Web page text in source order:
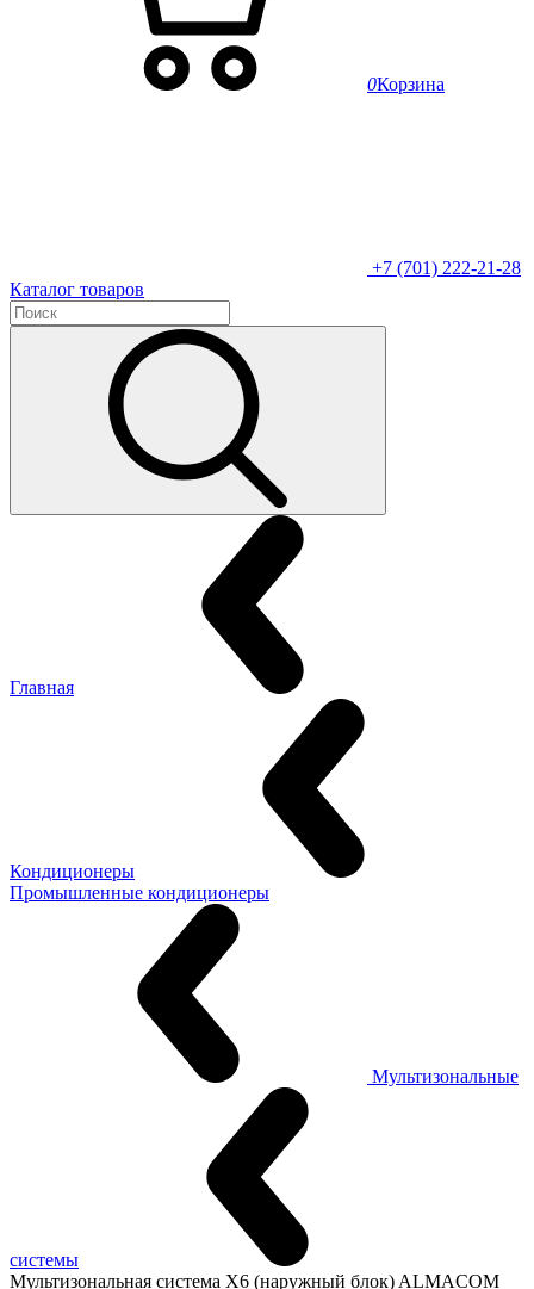
0Корзина
+7 (701) 222-21-28
Каталог товаров
Главная
Кондиционеры
Промышленные кондиционеры
Мультизональные
системы
Мультизональная система X6 (наружный блок) ALMACOM